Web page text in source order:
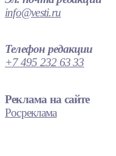
info@vesti.ru
Телефон редакции
+7 495 232 63 33
Реклама на сайте
Росреклама